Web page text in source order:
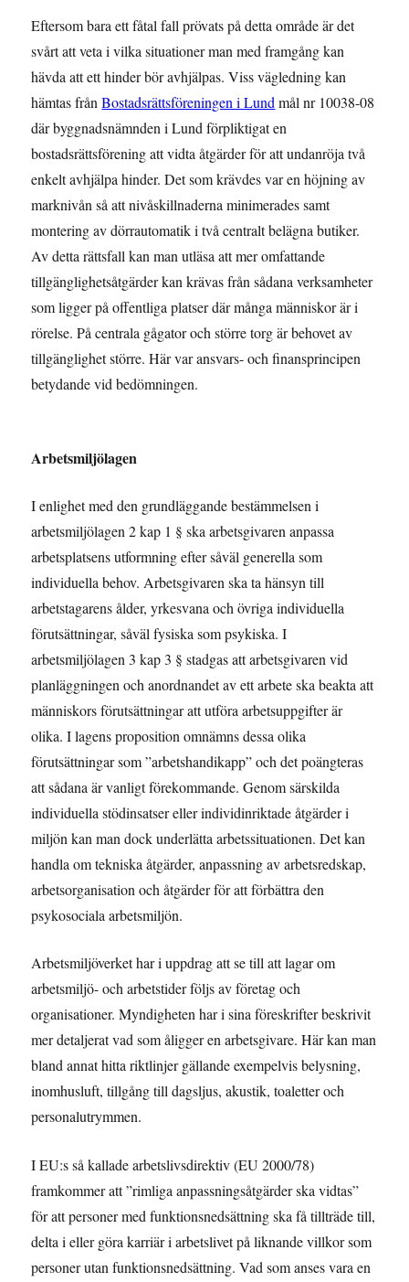
Eftersom bara ett fåtal fall prövats på detta område är det
svårt att veta i vilka situationer man med framgång kan
hävda att ett hinder bör avhjälpas. Viss vägledning kan
hämtas frånBostadsrättsföreningen i Lund mål nr 10038-08
där byggnadsnämnden i Lund förpliktigat en
bostadsrättsförening att vidta åtgärder för att undanröja två
enkelt avhjälpa hinder. Det som krävdes var en höjning av
marknivån så att nivåskillnaderna minimerades samt
montering av dörrautomatik i två centralt belägna butiker.
Av detta rättsfall kan man utläsa att mer omfattande
tillgänglighetsåtgärder kan krävas från sådana verksamheter
som ligger på offentliga platser där många människor är i
rörelse. På centrala gågator och större torg är behovet av
tillgänglighet större. Här var ansvars- och finansprincipen
betydande vid bedömningen.
Arbetsmiljölagen
I enlighet med den grundläggande bestämmelsen i
arbetsmiljölagen 2 kap 1 § ska arbetsgivaren anpassa
arbetsplatsens utformning efter såväl generella som
individuella behov. Arbetsgivaren ska ta hänsyn till
arbetstagarens ålder, yrkesvana och övriga individuella
förutsättningar, såväl fysiska som psykiska. I
arbetsmiljölagen 3 kap 3 § stadgas att arbetsgivaren vid
planläggningen och anordnandet av ett arbete ska beakta att
människors förutsättningar att utföra arbetsuppgifter är
olika. I lagens proposition omnämns dessa olika
förutsättningar som ”arbetshandikapp” och det poängteras
att sådana är vanligt förekommande. Genom särskilda
individuella stödinsatser eller individinriktade åtgärder i
miljön kan man dock underlätta arbetssituationen. Det kan
handla om tekniska åtgärder, anpassning av arbetsredskap,
arbetsorganisation och åtgärder för att förbättra den
psykosociala arbetsmiljön.
Arbetsmiljöverket har i uppdrag att se till att lagar om
arbetsmiljö- och arbetstider följs av företag och
organisationer. Myndigheten har i sina föreskrifter beskrivit
mer detaljerat vad som åligger en arbetsgivare. Här kan man
bland annat hitta riktlinjer gällande exempelvis belysning,
inomhusluft, tillgång till dagsljus, akustik, toaletter och
personalutrymmen.
I EU:s så kallade arbetslivsdirektiv (EU 2000/78)
framkommer att ”rimliga anpassningsåtgärder ska vidtas”
för att personer med funktionsnedsättning ska få tillträde till,
delta i eller göra karriär i arbetslivet på liknande villkor som
personer utan funktionsnedsättning. Vad som anses vara en